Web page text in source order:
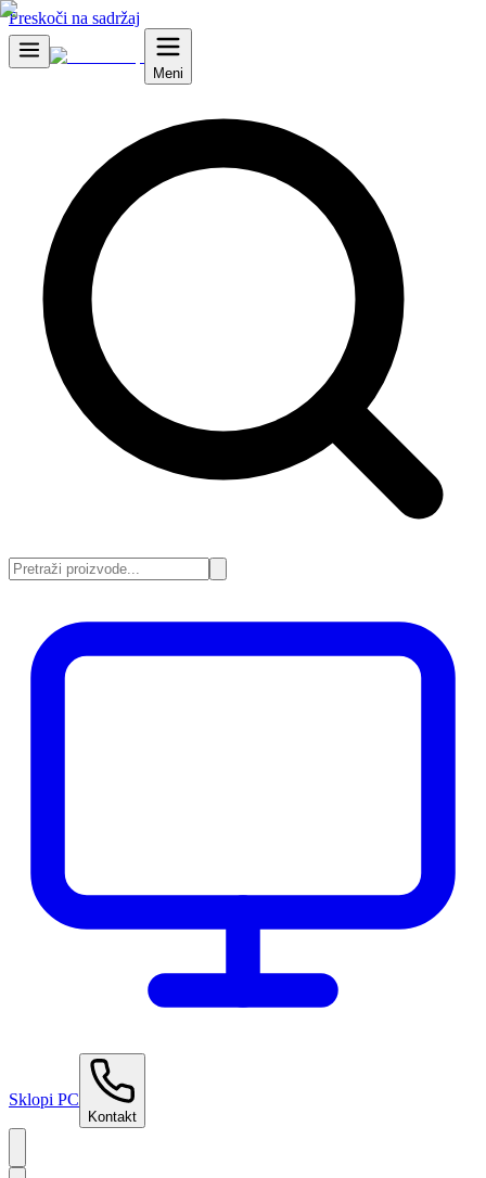
Preskoči na sadržaj
Meni
Sklopi PC
Kontakt